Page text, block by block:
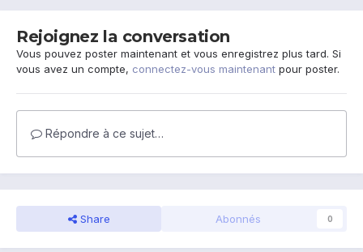
Rejoignez la conversation
Vous pouvez poster maintenant et vous enregistrez plus tard. Si
vous avez un compte, connectez-vous maintenant pour poster.
Répondre à ce sujet…
Share Abonnés 0